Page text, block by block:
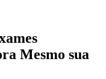
Mesmo sua